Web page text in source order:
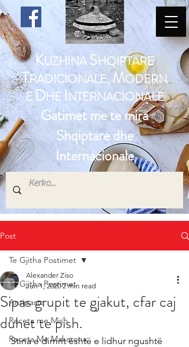
KUZHINASHQIPTARE
TRADICIONALE, MODERN
EDHE INTERNACIONALE
Gatimet me te mira
Shqiptare dhe
Internacionale
Post
Te Gjitha Postimet
Antipasta
Receta me Mish
Receta Me Makarona
Te Gjitha Postimet
Sipas grupit te gjakut, cfar caj
duhet te pish.
Alexander Ziso
Jun 1, 2020 2 min read
Stina e dimrit është e lidhur ngushtë